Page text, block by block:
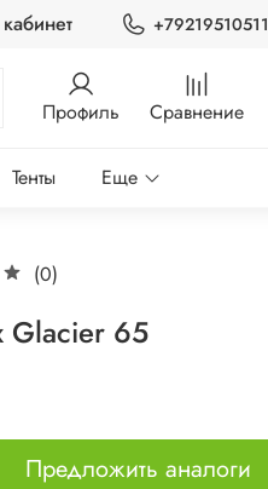
+79219510511
Профиль Сравнение
Тенты Еще
(0)
Glacier 65
Предложить аналоги